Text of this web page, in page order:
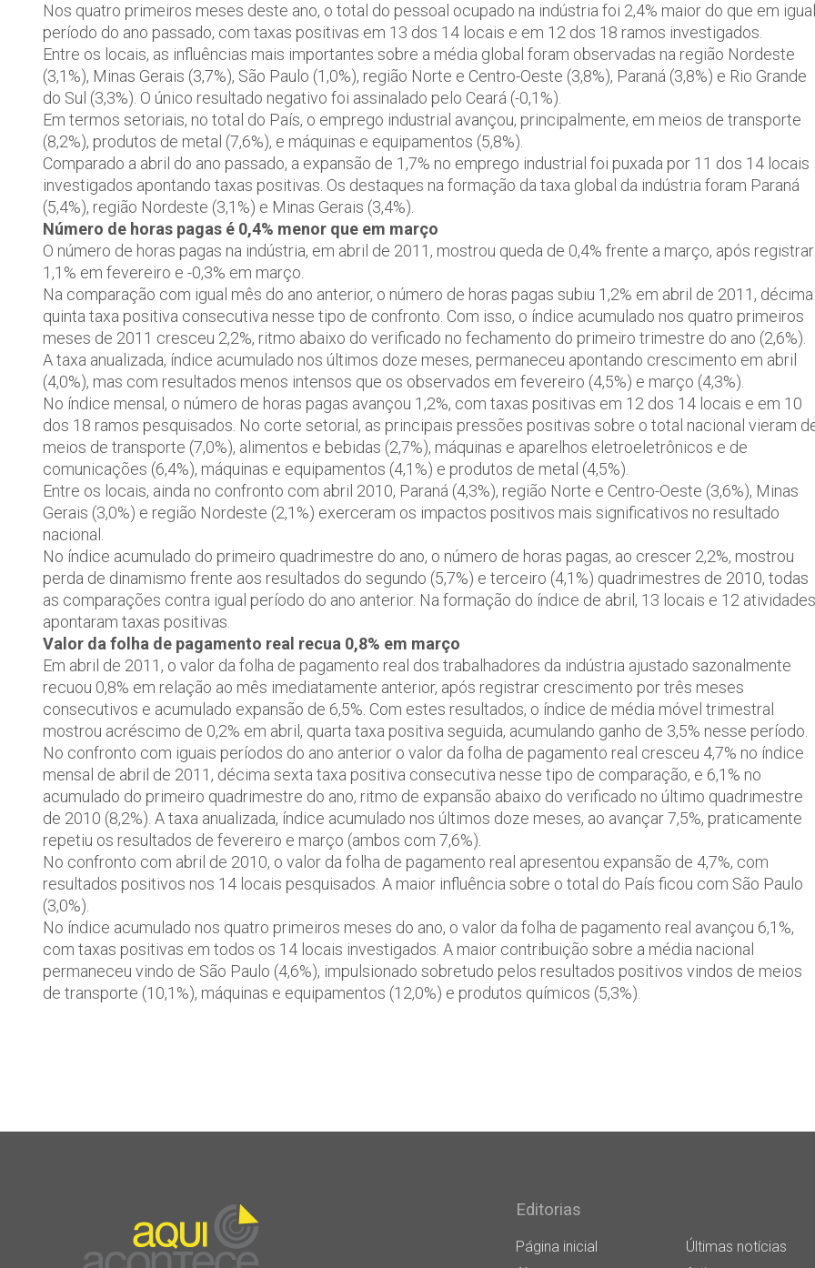
Nos quatro primeiros meses deste ano, o total do pessoal ocupado na indústria foi 2,4% maior do que em igual
período do ano passado, com taxas positivas em 13 dos 14 locais e em 12 dos 18 ramos investigados.
Entre os locais, as influências mais importantes sobre a média global foram observadas na região Nordeste
(3,1%), Minas Gerais (3,7%), São Paulo (1,0%), região Norte e Centro-Oeste (3,8%), Paraná (3,8%) e Rio Grande
do Sul (3,3%). O único resultado negativo foi assinalado pelo Ceará (-0,1%).
Em termos setoriais, no total do País, o emprego industrial avançou, principalmente, em meios de transporte
(8,2%), produtos de metal (7,6%), e máquinas e equipamentos (5,8%).
Comparado a abril do ano passado, a expansão de 1,7% no emprego industrial foi puxada por 11 dos 14 locais
investigados apontando taxas positivas. Os destaques na formação da taxa global da indústria foram Paraná
(5,4%), região Nordeste (3,1%) e Minas Gerais (3,4%).
Número de horas pagas é 0,4% menor que em março
O número de horas pagas na indústria, em abril de 2011, mostrou queda de 0,4% frente a março, após registrar
1,1% em fevereiro e -0,3% em março.
Na comparação com igual mês do ano anterior, o número de horas pagas subiu 1,2% em abril de 2011, décima
quinta taxa positiva consecutiva nesse tipo de confronto. Com isso, o índice acumulado nos quatro primeiros
meses de 2011 cresceu 2,2%, ritmo abaixo do verificado no fechamento do primeiro trimestre do ano (2,6%).
A taxa anualizada, índice acumulado nos últimos doze meses, permaneceu apontando crescimento em abril
(4,0%), mas com resultados menos intensos que os observados em fevereiro (4,5%) e março (4,3%).
No índice mensal, o número de horas pagas avançou 1,2%, com taxas positivas em 12 dos 14 locais e em 10
dos 18 ramos pesquisados. No corte setorial, as principais pressões positivas sobre o total nacional vieram
meios de transporte (7,0%), alimentos e bebidas (2,7%), máquinas e aparelhos eletroeletrônicos e de
comunicações (6,4%), máquinas e equipamentos (4,1%) e produtos de metal (4,5%).
Entre os locais, ainda no confronto com abril 2010, Paraná (4,3%), região Norte e Centro-Oeste (3,6%), Minas
Gerais (3,0%) e região Nordeste (2,1%) exerceram os impactos positivos mais significativos no resultado
nacional.
No índice acumulado do primeiro quadrimestre do ano, o número de horas pagas, ao crescer 2,2%, mostrou
perda de dinamismo frente aos resultados do segundo (5,7%) e terceiro (4,1%) quadrimestres de 2010, todas
as comparações contra igual período do ano anterior. Na formação do índice de abril, 13 locais e 12 atividades
apontaram taxas positivas.
Valor da folha de pagamento real recua 0,8% em março
Em abril de 2011, o valor da folha de pagamento real dos trabalhadores da indústria ajustado sazonalmente
recuou 0,8% em relação ao mês imediatamente anterior, após registrar crescimento por três meses
consecutivos e acumulado expansão de 6,5%. Com estes resultados, o índice de média móvel trimestral
mostrou acréscimo de 0,2% em abril, quarta taxa positiva seguida, acumulando ganho de 3,5% nesse período.
No confronto com iguais períodos do ano anterior o valor da folha de pagamento real cresceu 4,7% no índice
mensal de abril de 2011, décima sexta taxa positiva consecutiva nesse tipo de comparação, e 6,1% no
acumulado do primeiro quadrimestre do ano, ritmo de expansão abaixo do verificado no último quadrimestre
de 2010 (8,2%). A taxa anualizada, índice acumulado nos últimos doze meses, ao avançar 7,5%, praticamente
repetiu os resultados de fevereiro e março (ambos com 7,6%).
No confronto com abril de 2010, o valor da folha de pagamento real apresentou expansão de 4,7%, com
resultados positivos nos 14 locais pesquisados. A maior influência sobre o total do País ficou com São Paulo
(3,0%).
No índice acumulado nos quatro primeiros meses do ano, o valor da folha de pagamento real avançou 6,1%,
com taxas positivas em todos os 14 locais investigados. A maior contribuição sobre a média nacional
permaneceu vindo de São Paulo (4,6%), impulsionado sobretudo pelos resultados positivos vindos de meios
de transporte (10,1%), máquinas e equipamentos (12,0%) e produtos químicos (5,3%).
Editorias
Página inicial
Últimas notícias